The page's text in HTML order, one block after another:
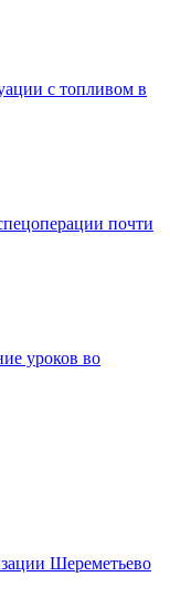
с топливом в
почти
уроков во
Шереметьево